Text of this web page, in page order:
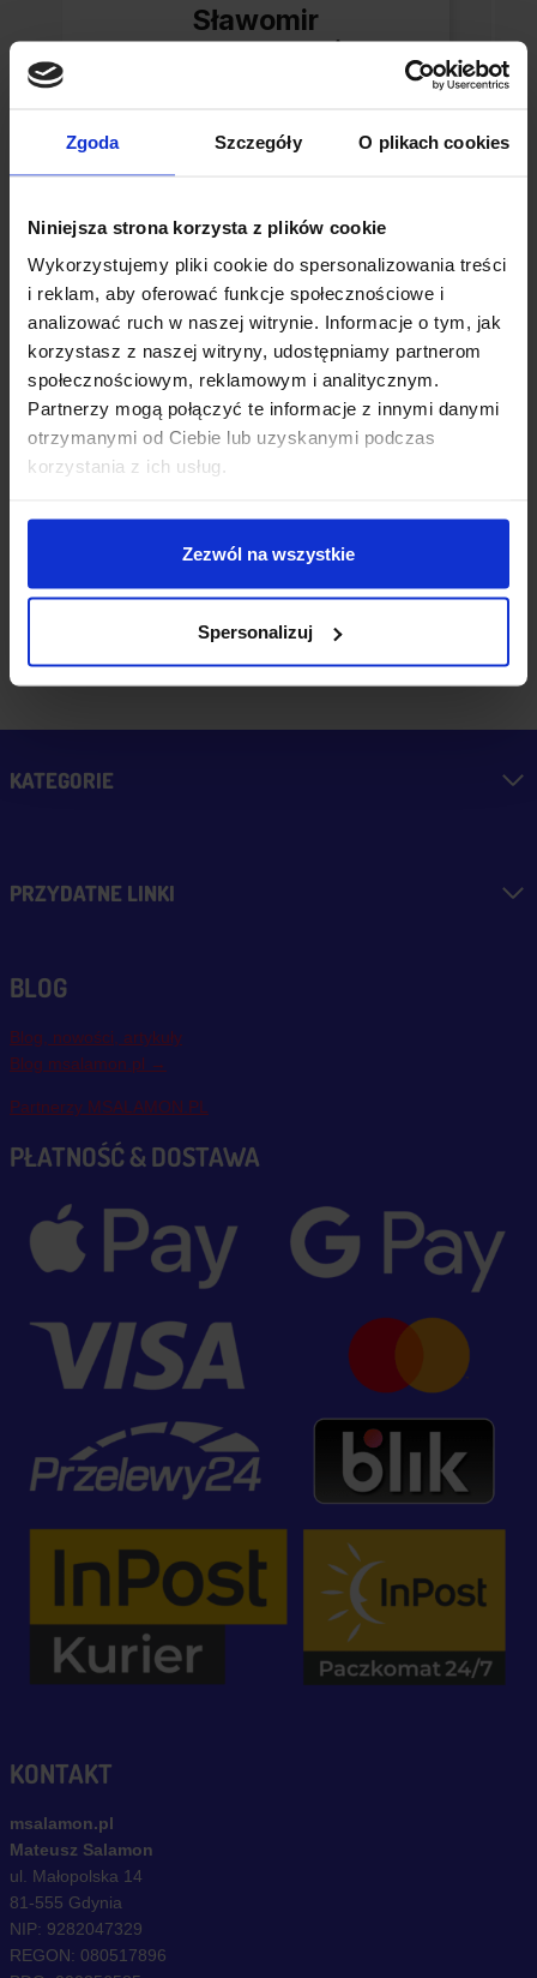
Zgoda Szczegóły O plikach cookies
Niniejsza strona korzysta z plików cookie
Wykorzystujemy pliki cookie do spersonalizowania treści
i reklam, aby oferować funkcje społecznościowe i
analizować ruch w naszej witrynie. Informacje o tym, jak
korzystasz z naszej witryny, udostępniamy partnerom
społecznościowym, reklamowym i analitycznym.
Partnerzy mogą połączyć te informacje z innymi danymi
otrzymanymi od Ciebie lub uzyskanymi podczas
korzystania z ich usług.
Zezwól na wszystkie
Spersonalizuj
Sławomir
zweryfikowano
Naprawdę, paczka
2 dni dotarła paczka.
0 0
dzisiaj
zebranych i zweryfikowanych
przez
KATEGORIE
PRZYDATNE LINKI
BLOG
Blog, nowości, artykuły
Blog msalamon.pl →
Partnerzy MSALAMON.PL
PŁATNOŚĆ & DOSTAWA
KONTAKT
msalamon.pl
Mateusz Salamon
ul. Małopolska 14
81-555 Gdynia
NIP: 9282047329
REGON: 080517896